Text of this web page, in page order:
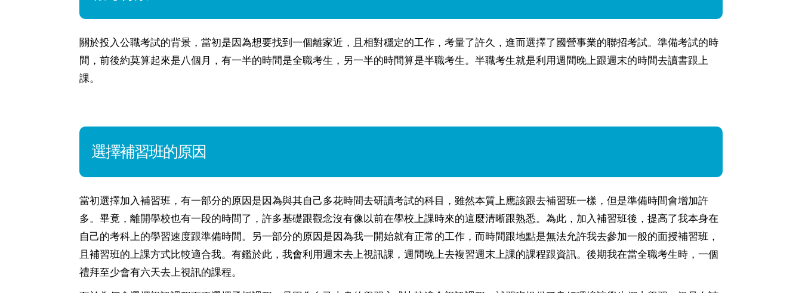
關於投入公職考試的背景，當初是因為想要找到一個離家近，且相對穩定的工作，考量了許久，進而選擇了國營事業的聯招考試。準備考試的時
間，前後約莫算起來是八個月，有一半的時間是全職考生，另一半的時間算是半職考生。半職考生就是利用週間晚上跟週末的時間去讀書跟上
課。
選擇補習班的原因
當初選擇加入補習班，有一部分的原因是因為與其自己多花時間去研讀考試的科目，雖然本質上應該跟去補習班一樣，但是準備時間會增加許
多。畢竟，離開學校也有一段的時間了，許多基礎跟觀念沒有像以前在學校上課時來的這麼清晰跟熟悉。為此，加入補習班後，提高了我本身在
自己的考科上的學習速度跟準備時間。另一部分的原因是因為我一開始就有正常的工作，而時間跟地點是無法允許我去參加一般的面授補習班，
且補習班的上課方式比較適合我。有鑑於此，我會利用週末去上視訊課，週間晚上去複習週末上課的課程跟資訊。後期我在當全職考生時，一個
禮拜至少會有六天去上視訊的課程。